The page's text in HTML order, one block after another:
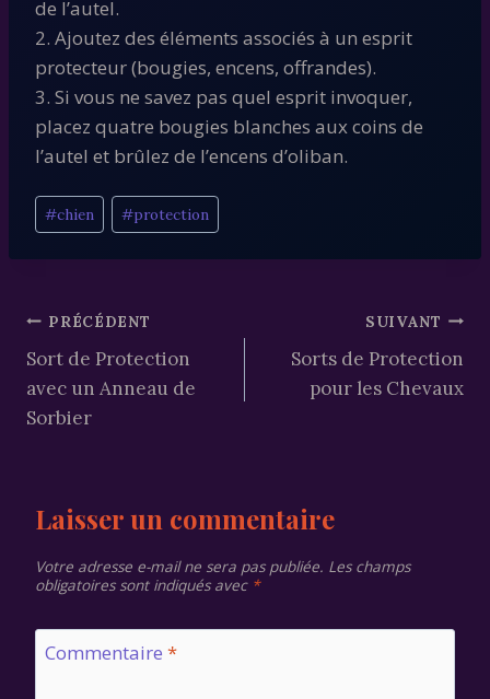
de l’autel.
2. Ajoutez des éléments associés à un esprit
protecteur (bougies, encens, offrandes).
3. Si vous ne savez pas quel esprit invoquer,
placez quatre bougies blanches aux coins de
l’autel et brûlez de l’encens d’oliban.
Étiquettes
de
la
#chien #protection
Navigation
de
l’article
PRÉCÉDENT
Sort de Protection
avec un Anneau de
Sorbier
SUIVANT
Sorts de Protection
pour les Chevaux
Laisser un commentaire
Votre adresse e-mail ne sera pas publiée. Les champs
obligatoires sont indiqués avec *
Commentaire *